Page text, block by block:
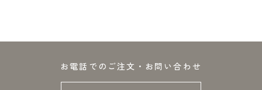
お電話でのご注文・お問い合わせ